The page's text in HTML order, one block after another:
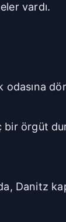
vardı.
bir örgüt
Danitz